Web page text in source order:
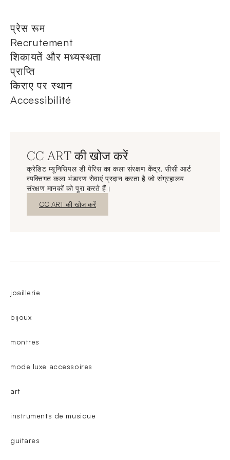
प्रेस रूम
Recrutement
शिकायतें और मध्यस्थता
प्राप्ति
किराए पर स्थान
Accessibilité
CC ART की खोज करें
क्रेडिट म्यूनिसिपल डी पेरिस का कला संरक्षण केंद्र, सीसी आर्ट
व्यक्तिगत कला भंडारण सेवाएं प्रदान करता है जो संग्रहालय
संरक्षण मानकों को पूरा करते हैं।
नई विंडो
CC ART की खोज करें
joaillerie
bijoux
montres
mode luxe accessoires
art
instruments de musique
guitares